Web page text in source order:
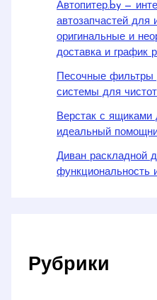
Автопитер.by —
автозапчастей для
оригинальные и
доставка и график
Песочные фильтры
системы для
Верстак с
идеальный
Диван раскладной
функциональность
Рубрики